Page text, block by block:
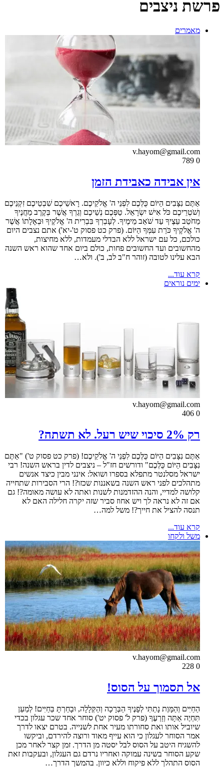
פרשת ניצבים
מאמרים
v.hayom@gmail.com
0
אין אבידה כאבידת הזמן
אַתֶּם נִצָּבִים הַיּוֹם כֻּלְּכֶם לִפְנֵי ה' אֱלֹקֵיכֶם. רָאשֵׁיכֶם שִׁבְטֵיכֶם זִקְנֵיכֶם
וְשֹׁטְרֵיכֶם כֹּל אִישׁ יִשְׂרָאֵל. טַפְּכֶם נְשֵׁיכֶם וְגֵרְךָ אֲשֶׁר בְּקֶרֶב מַחֲנֶיךָ
מֵחֹטֵב עֵצֶיךָ עַד שֹׁאֵב מֵימֶיךָ. לְעָבְרְךָ בִּבְרִית ה' אֱלֹקֶיךָ וּבְאָלָתוֹ אֲשֶׁר
ה' אֱלֹקֶיךָ כֹּרֵת עִמְּךָ הַיּוֹם. (פרק כט פסוק ט'-יא') אתם נצבים היום
כולכם, כל עם ישראל ללא הבדלי מעמדות, ללא מחיצות,
מהחשובים ועד החשובים פחות, כולם ביום אחד שהוא ראש השנה
הבא עלינו לטובה (זוהר ח"ב לב, ב'). ולא…
קרא עוד...
ימים נוראים
v.hayom@gmail.com
0
רק 2% סיכוי שיש רעל. לא תשתה?
אַתֶּם נִצָּבִים הַיּוֹם כֻּלְּכֶם לִפְנֵי ה' אֱלֹקֵיכֶם! (פרק כט פסוק ט') "אַתֶּם
נִצָּבִים הַיּוֹם כֻּלְּכֶם" ודורשים חז"ל – ניצבים לדין בראש השנה! רבי
ישראל מסלנטר מתפלא בספרו ושואל: אינני מבין כיצד אנשים
מתהלכים לפני ראש השנה בשאננות שכזו?! הרי הסבירות שתחייה
קלושה למדיי, והנה ההזדמנות לשנות ואתה לא עושה מאומה?! גם
אם זה לא נראה לך ויש אחוז סביר שזה יקרה חלילה האם לא
תנסה להציל את חייך?! משל למה…
קרא עוד...
משל ולקחו
v.hayom@gmail.com
0
אל תסמוך על הסוס!
הַחַיִּים וְהַמָּוֶת נָתַתִּי לְפָנֶיךָ הַבְּרָכָה וְהַקְּלָלָה, וּבָחַרְתָּ בַּחַיִּים! לְמַעַן
תִּחְיֶה אַתָּה וְזַרְעֶךָ (פרק ל' פסוק יט') סוחר אחד שכר עגלון בכדי
שיוביל אותו ואת סחורתו מעיר אחת לשנייה. בטרם יצאו לדרך
אמר הסוחר לעגלון כי הוא עייף מאוד ורוצה להירדם, וביקשו
להשגיח היטב על הסוס לבל יסטה מן הדרך. זמן קצר לאחר מכן
שקע הסוחר בשינה עמוקה ואחריו נרדם גם העגלון, ובעקבות זאת
הסוס התהלך ללא פיקוח וללא כיוון. בהמשך הדרך…